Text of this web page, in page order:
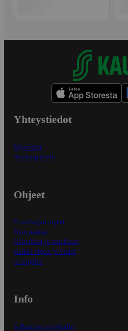
Yhteystiedot
Myymälät
Asiakaspalvelu
Ohjeet
Ensitilaajan ohjeet
Näin maksat
Näin tilaat ja muokkaat
Kaikki ohjeet ja vinkit
In English
Info
S-Business yrityksille